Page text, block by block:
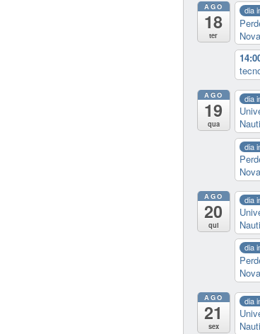
AGO
18
ter
dia
AGO
19
qua
dia
dia
AGO
20
qui
dia
dia
AGO
21
sex
dia